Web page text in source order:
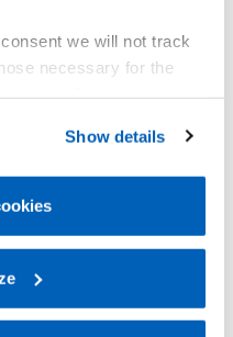
we will not track
necessary for the
Gefran - Cookie
data, at the following
Show details